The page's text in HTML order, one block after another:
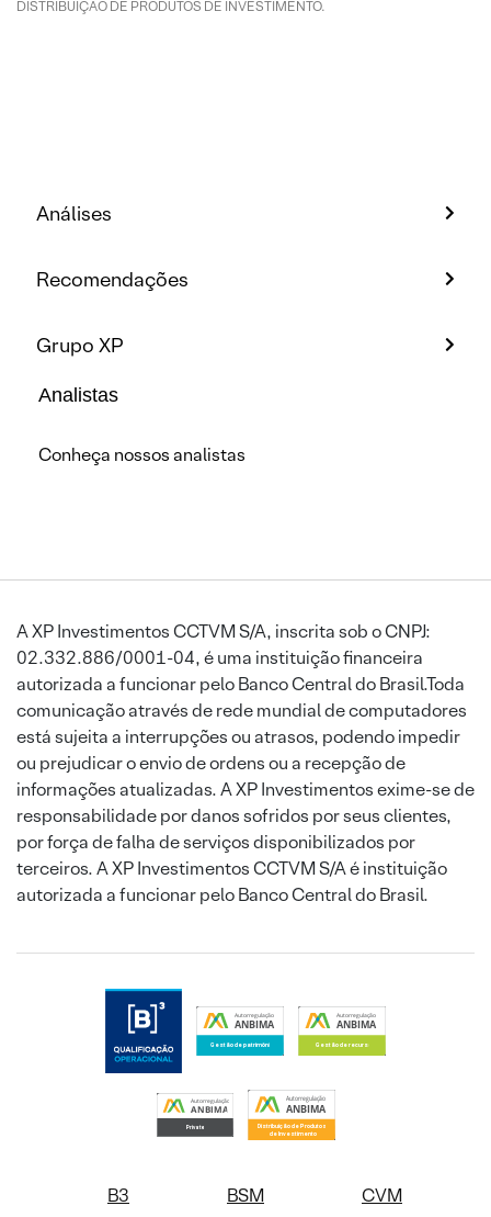
DISTRIBUIÇÃO DE PRODUTOS DE INVESTIMENTO.
Análises
Recomendações
Grupo XP
Analistas
Conheça nossos analistas
A XP Investimentos CCTVM S/A, inscrita sob o CNPJ:
02.332.886/0001-04, é uma instituição financeira
autorizada a funcionar pelo Banco Central do Brasil.Toda
comunicação através de rede mundial de computadores
está sujeita a interrupções ou atrasos, podendo impedir
ou prejudicar o envio de ordens ou a recepção de
informações atualizadas. A XP Investimentos exime-se de
responsabilidade por danos sofridos por seus clientes,
por força de falha de serviços disponibilizados por
terceiros. A XP Investimentos CCTVM S/A é instituição
autorizada a funcionar pelo Banco Central do Brasil.
B3 BSM CVM